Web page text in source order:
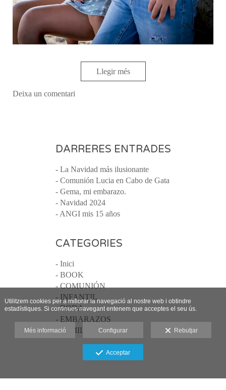
Llegir més
Deixa un comentari
DARRERES ENTRADES
- La Navidad más ilusionante
- Comunión Lucia en Cabo de Gata
- Gema, mi embarazo.
- Navidad 2024
- ANGI mis 15 años
CATEGORIES
- Inici
- BOOK
- COMUNIÓN
- INFANTIL
- BODA
- EMBARAZOS
- FAMILIAS
Utilitzem cookies per a millorar la navegació al nostre web i obtindre
estadístiques. Si continues navegant entenem que acceptes el seu ús.
Més informació Configurar Rebutjar
Acceptar